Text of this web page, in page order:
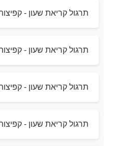
תרגול קריאת שעון - קפיצות של
תרגול קריאת שעון - קפיצות של
תרגול קריאת שעון - קפיצות של
תרגול קריאת שעון - קפיצות של